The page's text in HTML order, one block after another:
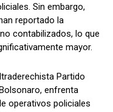
Sin embargo,
reportado la
contabilizados, lo que
mayor.
Partido
enfrenta
operativos policiales